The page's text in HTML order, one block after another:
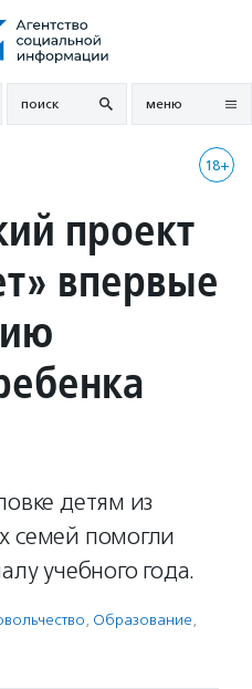
поиск меню
18+
проект
впервые
детям из
семей помогли
учебного года.
, Образование,